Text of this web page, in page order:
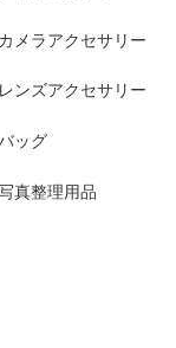
メラアクセサリー
ンズアクセサリー
ッグ
真整理用品